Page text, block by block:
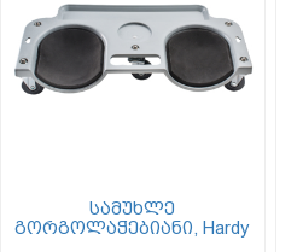
სამუხლე
გორგოლაჭებიანი, Hardy